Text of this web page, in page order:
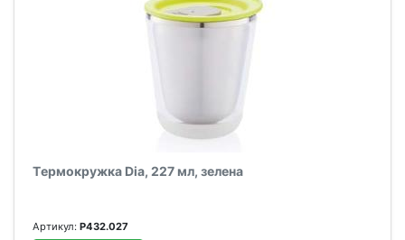
Tермокружка Dia, 227 мл, зелена
Артикул: P432.027